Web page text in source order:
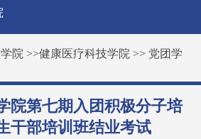
院 >>健康医疗科技学院 >> 党团学
院第七期入团积极分子培
干部培训班结业考试